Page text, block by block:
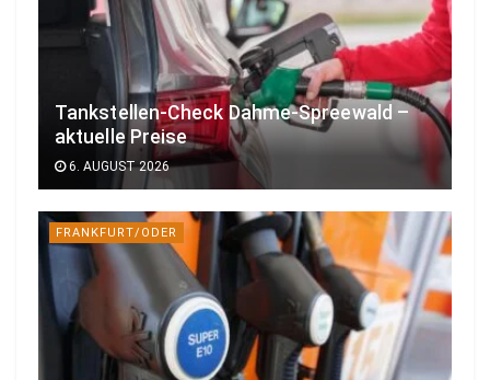
Tankstellen-Check Dahme-Spreewald –
aktuelle Preise
6. AUGUST 2026
FRANKFURT/ODER